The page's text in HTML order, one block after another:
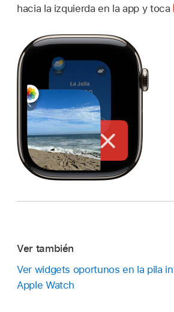
hacia la izquierda en la app y toca
Ver también
Ver widgets oportunos en la pila
Apple Watch